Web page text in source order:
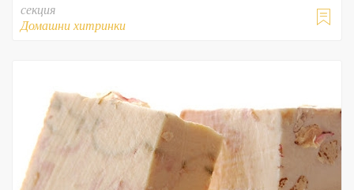

секция
Домашни хитринки